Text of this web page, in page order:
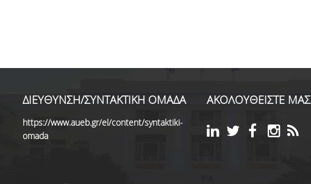
ΔΙΕΥΘΥΝΣΗ/ΣΥΝΤΑΚΤΙΚΗ ΟΜΑΔΑ
https://www.aueb.gr/el/content/syntaktiki-
omada
ΑΚΟΛΟΥΘΕΙΣΤΕ ΜΑΣ